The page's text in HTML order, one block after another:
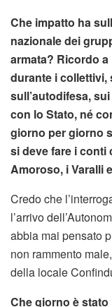
Che impatto ha
nazionale dei
armata? Ricordo
durante i collettivi,
sull’autodifesa,
con lo Stato, né
giorno per giorno
si deve fare i conti
Amoroso, i Varalli
Credo che
l’arrivo
abbia mai pensato
non rammento
della locale
Che giorno è stato